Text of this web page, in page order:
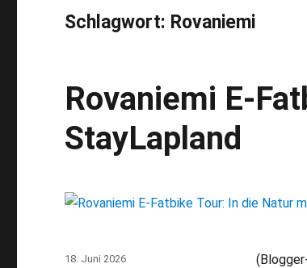
Schlagwort: Rovaniemi
Rovaniemi E-
StayLapland
Veröffentlicht
18. Juni 2026